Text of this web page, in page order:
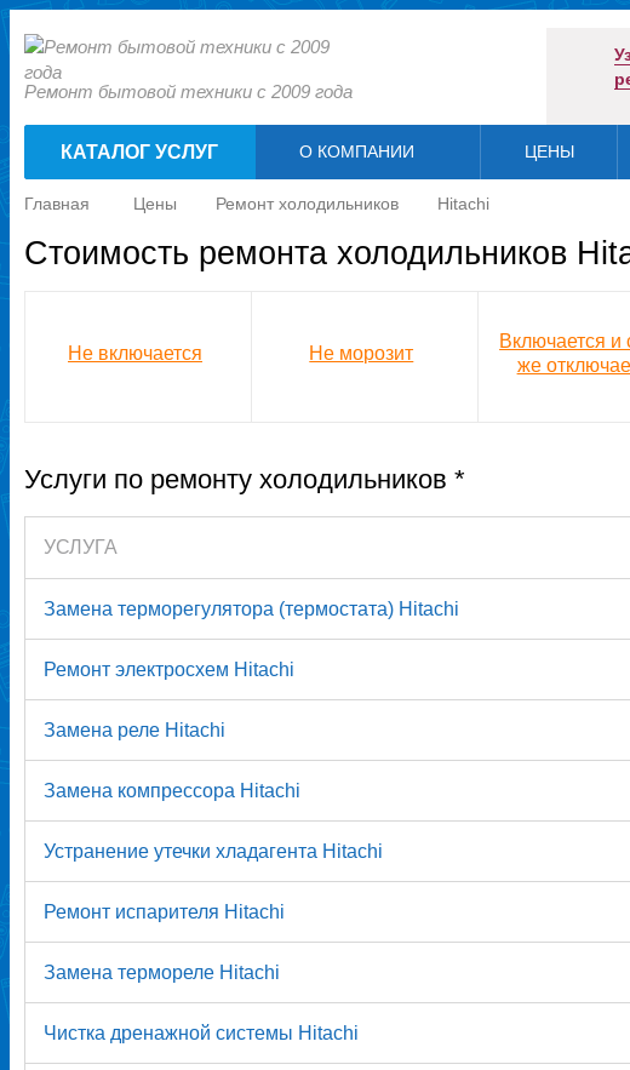
Ремонт бытовой техники с 2009 года
КАТАЛОГ УСЛУГ О КОМПАНИИ ЦЕНЫ
Главная Цены Ремонт холодильников Hitachi
Стоимость ремонта холодильников
Не включается Не морозит
Включается и
же
Услуги по ремонту холодильников *
УСЛУГА
Замена терморегулятора (термостата) Hitachi
Ремонт электросхем Hitachi
Замена реле Hitachi
Замена компрессора Hitachi
Устранение утечки хладагента Hitachi
Ремонт испарителя Hitachi
Замена термореле Hitachi
Чистка дренажной системы Hitachi